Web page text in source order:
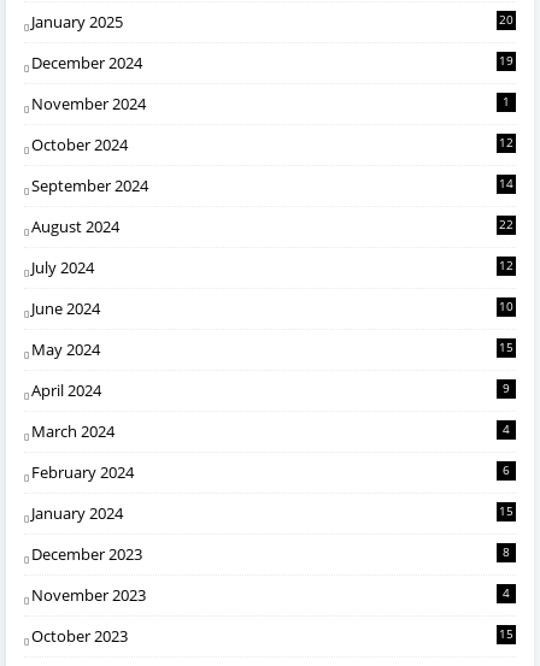
January 2025 20
December 2024 19
November 2024 1
October 2024 12
September 2024 14
August 2024 22
July 2024 12
June 2024 10
May 2024 15
April 2024 9
March 2024 4
February 2024 6
January 2024 15
December 2023 8
November 2023 4
October 2023 15